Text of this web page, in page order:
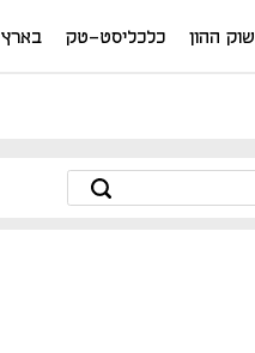
שוק ההון כלכליסט-טק בארץ